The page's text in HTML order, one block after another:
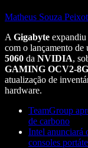
Matheus Souza
A Gigabyte expandiu
com o lançamento de
5060 da NVIDIA,
GAMING OCV2-
atualização de
hardware.
TeamGroup
de carbono
Intel anunciará
consoles